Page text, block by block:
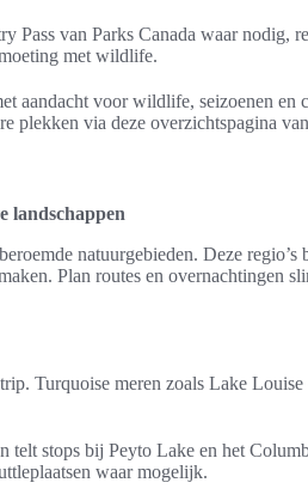
Pass van Parks Canada waar nodig,
met wildlife.
aandacht voor wildlife, seizoenen en
plekken via deze overzichtspagina
landschappen
natuurgebieden. Deze regio’s
Plan routes en overnachtingen
Turquoise meren zoals Lake
telt stops bij Peyto Lake en het
waar mogelijk.